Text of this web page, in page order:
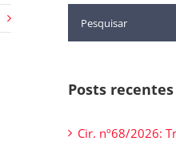
Posts recentes
Cir. nº68/2026: